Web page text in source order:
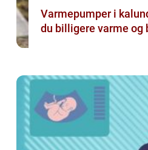
Varmepumper i
du billigere varme og